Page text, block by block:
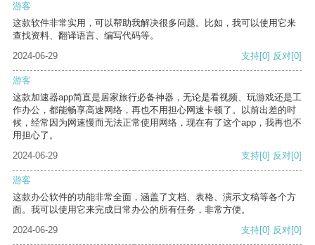
游客
这款软件非常实用，可以帮助我解决很多问题。比如，我可以使用它来
查找资料、翻译语言、编写代码等。
2024-06-29
支持[0] 反对[0]
游客
这款加速器app简直是居家旅行必备神器，无论是看视频、玩游戏还是工
作办公，都能畅享高速网络，再也不用担心网速卡顿了。以前出差的时
候，经常因为网速慢而无法正常使用网络，现在有了这个app，我再也不
用担心了。
2024-06-29
支持[0] 反对[0]
游客
这款办公软件的功能非常全面，涵盖了文档、表格、演示文稿等各个方
面。我可以使用它来完成日常办公的所有任务，非常方便。
2024-06-29
支持[0] 反对[0]